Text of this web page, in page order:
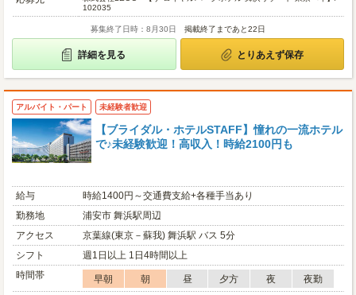
102035
募集終了日時：8月30日 掲載終了まであと22日
詳細を見る とりあえず保存
アルバイト・パート 未経験者歓迎
【ブライダル・ホテルSTAFF】憧れの一流ホテル
で♪未経験歓迎！高収入！時給2100円も
給与
時給1400円～交通費支給+各種手当あり
勤務地
浦安市 舞浜駅周辺
アクセス
京葉線(東京－蘇我) 舞浜駅 バス 5分
シフト
週1日以上 1日4時間以上
時間帯
早朝 朝 昼 夕方 夜
夜勤